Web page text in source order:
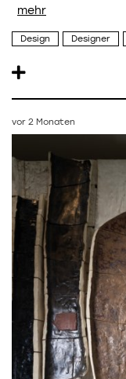
Design Designer
vor 2 Monaten